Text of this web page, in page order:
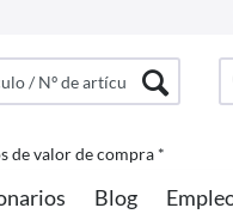
de valor de compra *
Blog